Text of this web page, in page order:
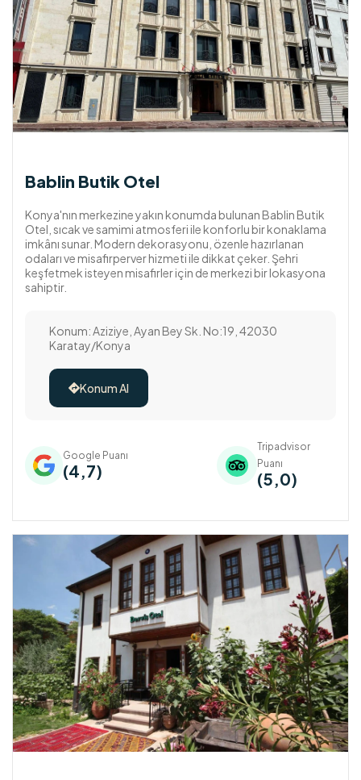
Bablin Butik Otel
Konya'nın merkezine yakın konumda bulunan Bablin Butik
Otel, sıcak ve samimi atmosferi ile konforlu bir konaklama
imkânı sunar. Modern dekorasyonu, özenle hazırlanan
odaları ve misafirperver hizmeti ile dikkat çeker. Şehri
keşfetmek isteyen misafirler için de merkezi bir lokasyona
sahiptir.
Konum: Aziziye, Ayan Bey Sk. No:19, 42030
Karatay/Konya
Konum Al
Google Puanı
(4,7)
Tripadvisor
Puanı
(5,0)